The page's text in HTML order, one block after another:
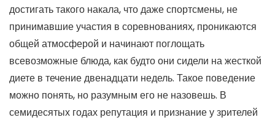
достигать такого накала, что даже спортсмены, не
принимавшие участия в соревнованиях, проникаются
общей атмосферой и начинают поглощать
всевозможные блюда, как будто они сидели на жесткой
диете в течение двенадцати недель. Такое поведение
можно понять, но разумным его не назовешь. В
семидесятых годах репутация и признание у зрителей